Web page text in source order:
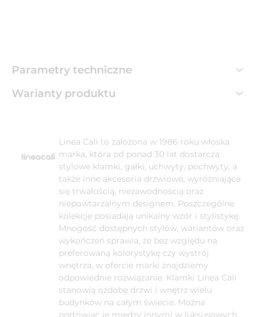
Parametry techniczne
Warianty produktu
Linea Cali to założona w 1986 roku włoska
marka, która od ponad 30 lat dostarcza
stylowe klamki, gałki, uchwyty, pochwyty, a
także inne akcesoria drzwiowe, wyróżniające
się trwałością, niezawodnością oraz
niepowtarzalnym designem. Poszczególne
kolekcje posiadają unikalny wzór i stylistykę.
Mnogość dostępnych stylów, wariantów oraz
wykończeń sprawia, że bez względu na
preferowaną kolorystykę czy wystrój
wnętrza, w ofercie marki znajdziemy
odpowiednie rozwiązanie. Klamki Linea Cali
stanowią ozdobę drzwi i wnętrz wielu
budynków na całym świecie. Można
podziwiać je między innymi w luksusowych